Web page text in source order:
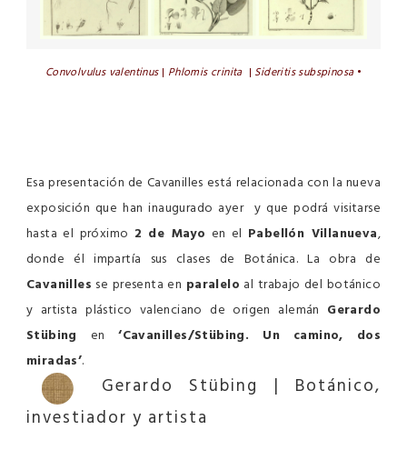
Convolvulus valentinus| Phlomis crinita| Sideritis subspinosa•
Esa presentación de Cavanilles está relacionada con la nueva
exposición que han inaugurado ayer y que podrá visitarse
hasta el próximo 2 de Mayo en el Pabellón Villanueva,
donde él impartía sus clases de Botánica.La obra de
Cavanilles se presenta en paralelo al trabajo del botánico
y artista plástico valenciano de origen alemán Gerardo
Stübing en
‘Cavanilles/Stübing. Un camino, dos
miradas’.
Gerardo Stübing | Botánico,
investiador y artista